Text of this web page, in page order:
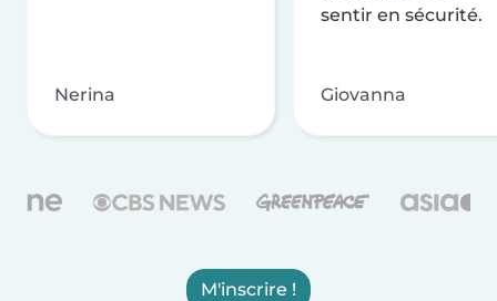
Nerina
sentir en sécurité.
Giovanna
M'inscrire !